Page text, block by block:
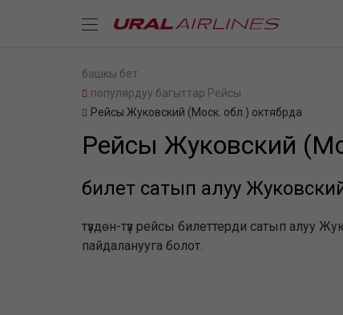
башкы бет
популярдуу багыттар Рейсы
Рейсы Жуковский (Моск. обл.) октябрда
Рейсы Жуковский
билет сатып алуу
түздөн-түз рейсы билеттерди сатып алуу
пайдаланууга болот.